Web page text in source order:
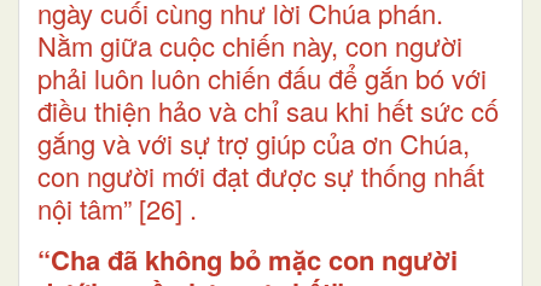
ngày cuối cùng như lời Chúa phán.
Nằm giữa cuộc chiến này, con người
phải luôn luôn chiến đấu để gắn bó với
điều thiện hảo và chỉ sau khi hết sức cố
gắng và với sự trợ giúp của ơn Chúa,
con người mới đạt được sự thống nhất
nội tâm” [26] .
“Cha đã không bỏ mặc con người